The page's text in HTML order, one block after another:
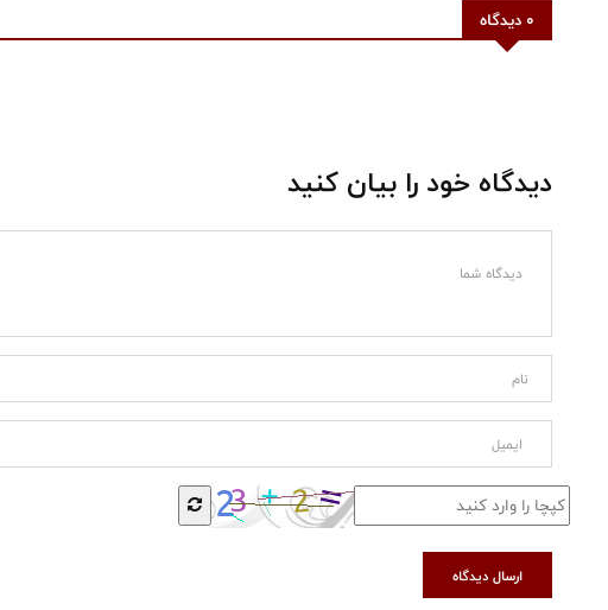
0 دیدگاه
دیدگاه خود را بیان کنید
ارسال دیدگاه